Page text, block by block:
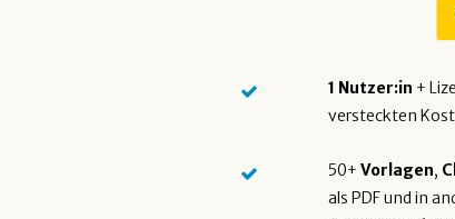
1 Nutzer:in +
versteckten
50+ Vorlagen,
als PDF und in